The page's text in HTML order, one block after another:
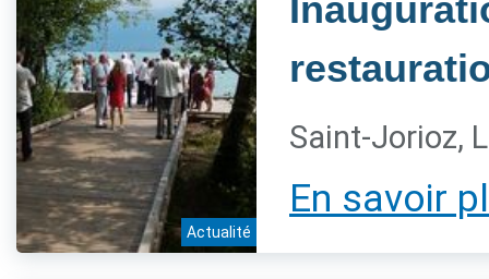
Actualité
Saint-Jorioz,
En savoir